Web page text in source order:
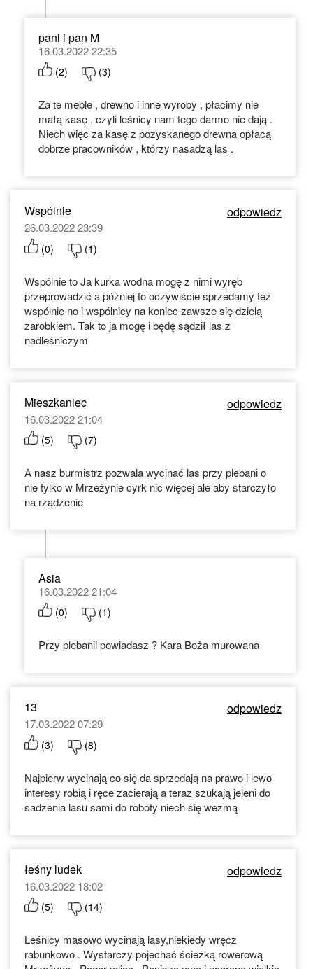
pani i pan M
16.03.2022 22:35
(2) (3)
Za te meble , drewno i inne wyroby , płacimy nie
małą kasę , czyli leśnicy nam tego darmo nie dają .
Niech więc za kasę z pozyskanego drewna opłacą
dobrze pracowników , którzy nasadzą las .
Wspólnie odpowiedz
26.03.2022 23:39
(0) (1)
Wspólnie to Ja kurka wodna mogę z nimi wyręb
przeprowadzić a później to oczywiście sprzedamy też
wspólnie no i wspólnicy na koniec zawsze się dzielą
zarobkiem. Tak to ja mogę i będę sądził las z
nadleśniczym
Mieszkaniec odpowiedz
16.03.2022 21:04
(5) (7)
A nasz burmistrz pozwala wycinać las przy plebani o
nie tylko w Mrzeżynie cyrk nic więcej ale aby starczyło
na rządzenie
Asia
16.03.2022 21:04
(0) (1)
Przy plebanii powiadasz ? Kara Boża murowana
13 odpowiedz
17.03.2022 07:29
(3) (8)
Najpierw wycinają co się da sprzedają na prawo i lewo
interesy robią i ręce zacierają a teraz szukają jeleni do
sadzenia lasu sami do roboty niech się wezmą
łeśny ludek odpowiedz
16.03.2022 18:02
(5) (14)
Leśnicy masowo wycinają lasy,niekiedy wręcz
rabunkowo . Wystarczy pojechać ścieżką rowerową